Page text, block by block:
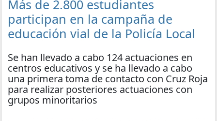
Más de 2.800 estudiantes
participan en la campaña de
educación vial de la Policía Local
Se han llevado a cabo 124 actuaciones en
centros educativos y se ha llevado a cabo
una primera toma de contacto con Cruz Roja
para realizar posteriores actuaciones con
grupos minoritarios